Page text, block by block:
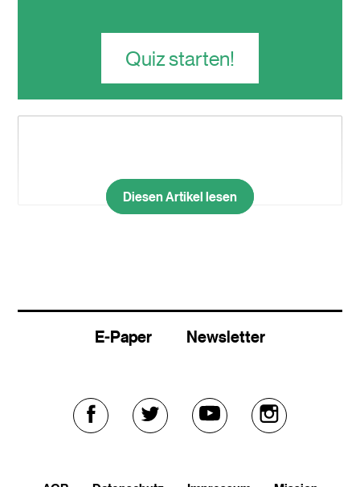
Quiz starten!
Diesen Artikel lesen
E-Paper Newsletter
Externer Externer Externer Externer